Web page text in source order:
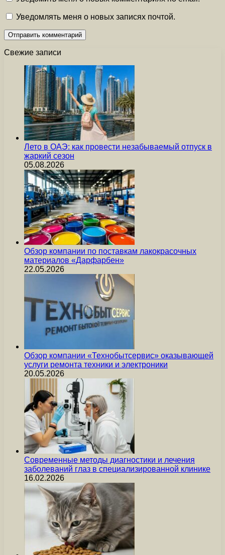
Уведомлять меня о новых записях почтой.
Свежие записи
Лето в ОАЭ: как провести незабываемый отпуск в
жаркий сезон
05.08.2026
Обзор компании по поставкам лакокрасочных
материалов «Дарфарбен»
22.05.2026
Обзор компании «Технобытсервис» оказывающей
услуги ремонта техники и электроники
20.05.2026
Современные методы диагностики и лечения
заболеваний глаз в специализированной клинике
16.02.2026